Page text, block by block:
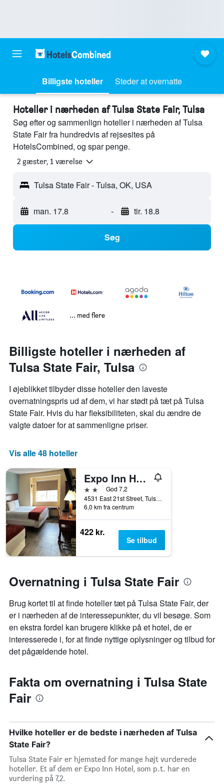
Billigste hoteller Steder at overnatte
Hoteller i nærheden af Tulsa State Fair, Tulsa
Søg efter og sammenlign hoteller i nærheden af Tulsa
State Fair fra hundredvis af rejsesites på
HotelsCombined, og spar penge.
2 gæster, 1 værelse
Tulsa State Fair - Tulsa, OK, USA
man. 17.8 - tir. 18.8
Søg
... med flere
Billigste hoteller i nærheden af
Tulsa State Fair, Tulsa
I øjeblikket tilbyder disse hoteller den laveste
overnatningspris ud af dem, vi har stødt på tæt på Tulsa
State Fair. Hvis du har fleksibiliteten, skal du ændre de
valgte datoer for at sammenligne priser.
Vis alle 48 hoteller
Expo Inn Hotel
2 stjernerGod 7,2
4531 East 21st Street, Tulsa, OK, USA
6,0 km fra centrum
422 kr.
Se tilbud
Overnatning i Tulsa State Fair
Brug kortet til at finde hoteller tæt på Tulsa State Fair, der
er i nærheden af de interessepunkter, du vil besøge. Som
en ekstra fordel kan brugere klikke på et hotel, de er
interesserede i, for at finde nyttige oplysninger og tilbud for
det pågældende hotel.
Fakta om overnatning i Tulsa State
Fair
Hvilke hoteller er de bedste i nærheden af Tulsa
State Fair?
Tulsa State Fair er hjemsted for mange højt vurderede
hoteller. Et af dem er Expo Inn Hotel, som p.t. har en
vurdering på 7,2.